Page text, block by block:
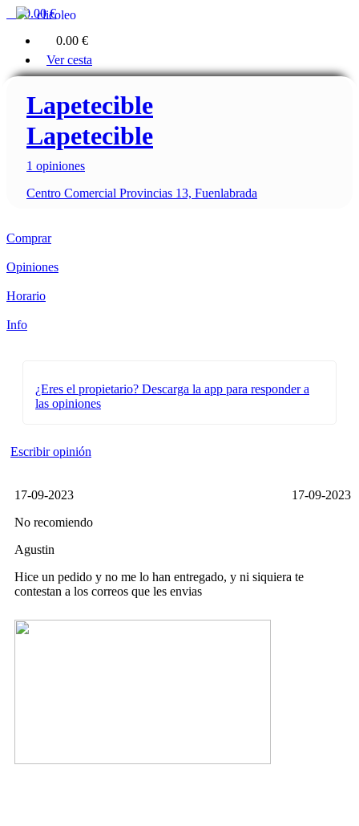
0.00 €
clicoleo
0.00 €
Ver cesta
Lapetecible
Lapetecible
1 opiniones
Centro Comercial Provincias 13, Fuenlabrada
Comprar
Opiniones
Horario
Info
¿Eres el propietario? Descarga la app para responder a
las opiniones
Escribir opinión
17-09-2023
17-09-2023
No recomiendo
Agustin
Hice un pedido y no me lo han entregado, y ni siquiera te
contestan a los correos que les envias